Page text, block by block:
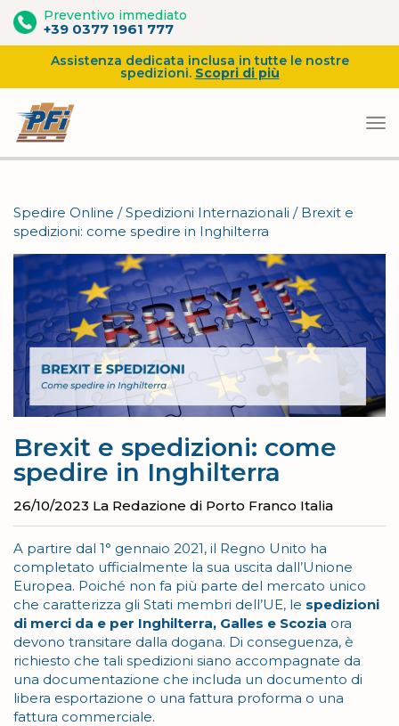
contenuto
Preventivo immediato
+39 0377 1961 777
Assistenza dedicata inclusa in tutte le nostre
spedizioni. Scopri di più
Spedire Online /Spedizioni Internazionali / Brexit e
spedizioni: come spedire in Inghilterra
Brexit e spedizioni: come
spedire in Inghilterra
26/10/2023 La Redazione di Porto Franco Italia
A partire dal 1° gennaio 2021, il Regno Unito ha
completato ufficialmente la sua uscita dall’Unione
Europea. Poiché non fa più parte del mercato unico
che caratterizza gli Stati membri dell’UE, le spedizioni
di merci da e per Inghilterra, Galles e Scozia ora
devono transitare dalla dogana. Di conseguenza, è
richiesto che tali spedizioni siano accompagnate da
una documentazione che includa un documento di
libera esportazione o una fattura proforma o una
fattura commerciale.